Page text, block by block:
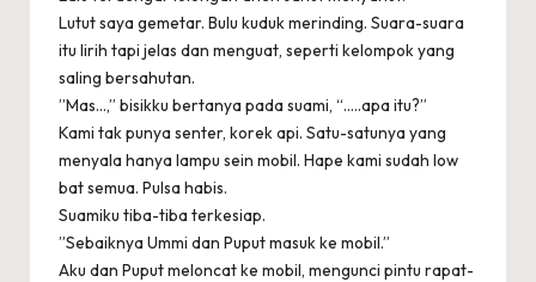
Lutut saya gemetar. Bulu kuduk merinding. Suara-suara
itu lirih tapi jelas dan menguat, seperti kelompok yang
saling bersahutan.
”Mas…,” bisikku bertanya pada suami, “…..apa itu?”
Kami tak punya senter, korek api. Satu-satunya yang
menyala hanya lampu sein mobil. Hape kami sudah low
bat semua. Pulsa habis.
Suamiku tiba-tiba terkesiap.
”Sebaiknya Ummi dan Puput masuk ke mobil.”
Aku dan Puput meloncat ke mobil, mengunci pintu rapat-